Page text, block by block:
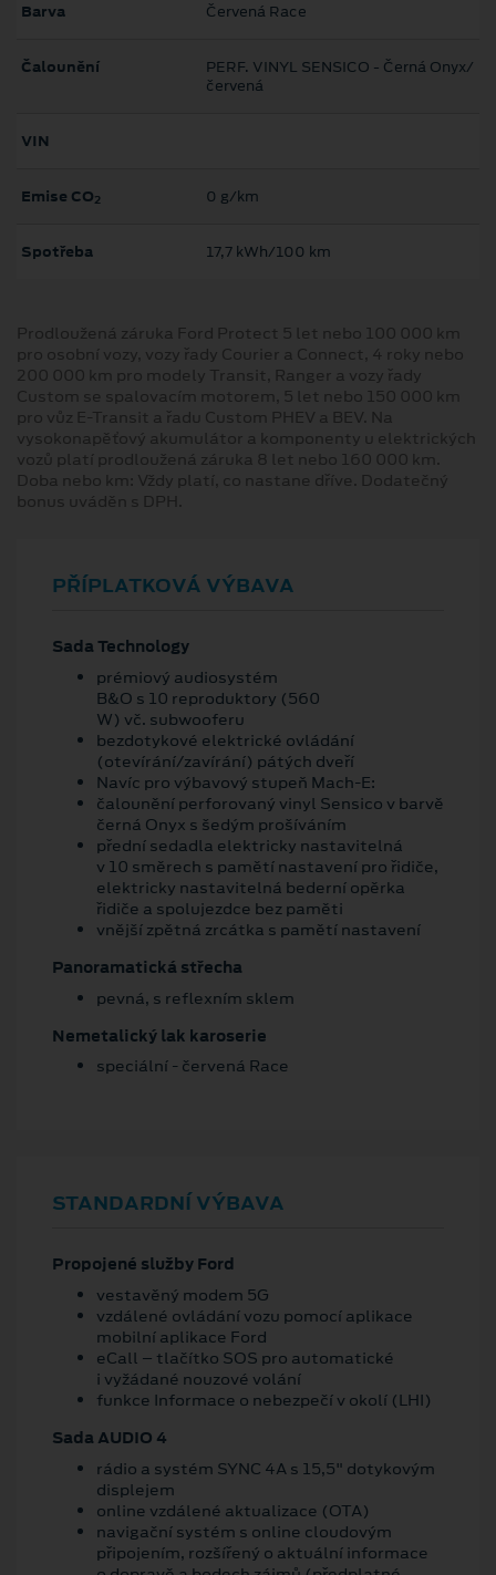
Barva Červená Race
Čalounění
PERF. VINYL SENSICO - Černá Onyx/
červená
VIN
Emise CO2 0 g/km
Spotřeba 17,7 kWh/100 km
Prodloužená záruka Ford Protect 5 let nebo 100 000 km
pro osobní vozy, vozy řady Courier a Connect, 4 roky nebo
200 000 km pro modely Transit, Ranger a vozy řady
Custom se spalovacím motorem, 5 let nebo 150 000 km
pro vůz E-Transit a řadu Custom PHEV a BEV. Na
vysokonapěťový akumulátor a komponenty u elektrických
vozů platí prodloužená záruka 8 let nebo 160 000 km.
Doba nebo km: Vždy platí, co nastane dříve. Dodatečný
bonus uváděn s DPH.
PŘÍPLATKOVÁ VÝBAVA
Sada Technology
prémiový audiosystém
B&O s 10 reproduktory (560
W) vč. subwooferu
bezdotykové elektrické ovládání
(otevírání/zavírání) pátých dveří
Navíc pro výbavový stupeň Mach-E:
čalounění perforovaný vinyl Sensico v barvě
černá Onyx s šedým prošíváním
přední sedadla elektricky nastavitelná
v 10 směrech s pamětí nastavení pro řidiče,
elektricky nastavitelná bederní opěrka
řidiče a spolujezdce bez paměti
vnější zpětná zrcátka s pamětí nastavení
Panoramatická střecha
pevná, s reflexním sklem
Nemetalický lak karoserie
speciální - červená Race
STANDARDNÍ VÝBAVA
Propojené služby Ford
vestavěný modem 5G
vzdálené ovládání vozu pomocí aplikace
mobilní aplikace Ford
eCall – tlačítko SOS pro automatické
i vyžádané nouzové volání
funkce Informace o nebezpečí v okolí (LHI)
Sada AUDIO 4
rádio a systém SYNC 4A s 15,5" dotykovým
displejem
online vzdálené aktualizace (OTA)
navigační systém s online cloudovým
připojením, rozšířený o aktuální informace